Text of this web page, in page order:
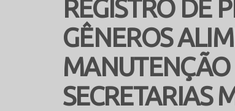
REGISTRO DE
GÊNEROS
MANUTENÇÃO
SECRETARIAS